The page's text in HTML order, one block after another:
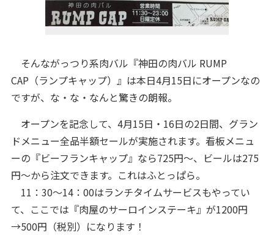
そんながっつり系肉バル『神田の肉バル RUMP
CAP（ランプキャップ）』は本日4月15日にオープンなの
ですが、な・な・なんと驚きの朗報。
オープンを記念して、4月15日・16日の2日間、グラン
ドメニュー全品半額セールが実施されます。看板メニュ
ーの『ビーフランキャップ』なら725円～、ビールは275
円～から注文できます。これはふとっぱら。
11：30～14：00はランチタイムサービスもやってい
て、ここでは『肉屋のサーロインステーキ』が1200円
→500円（税別）になります！